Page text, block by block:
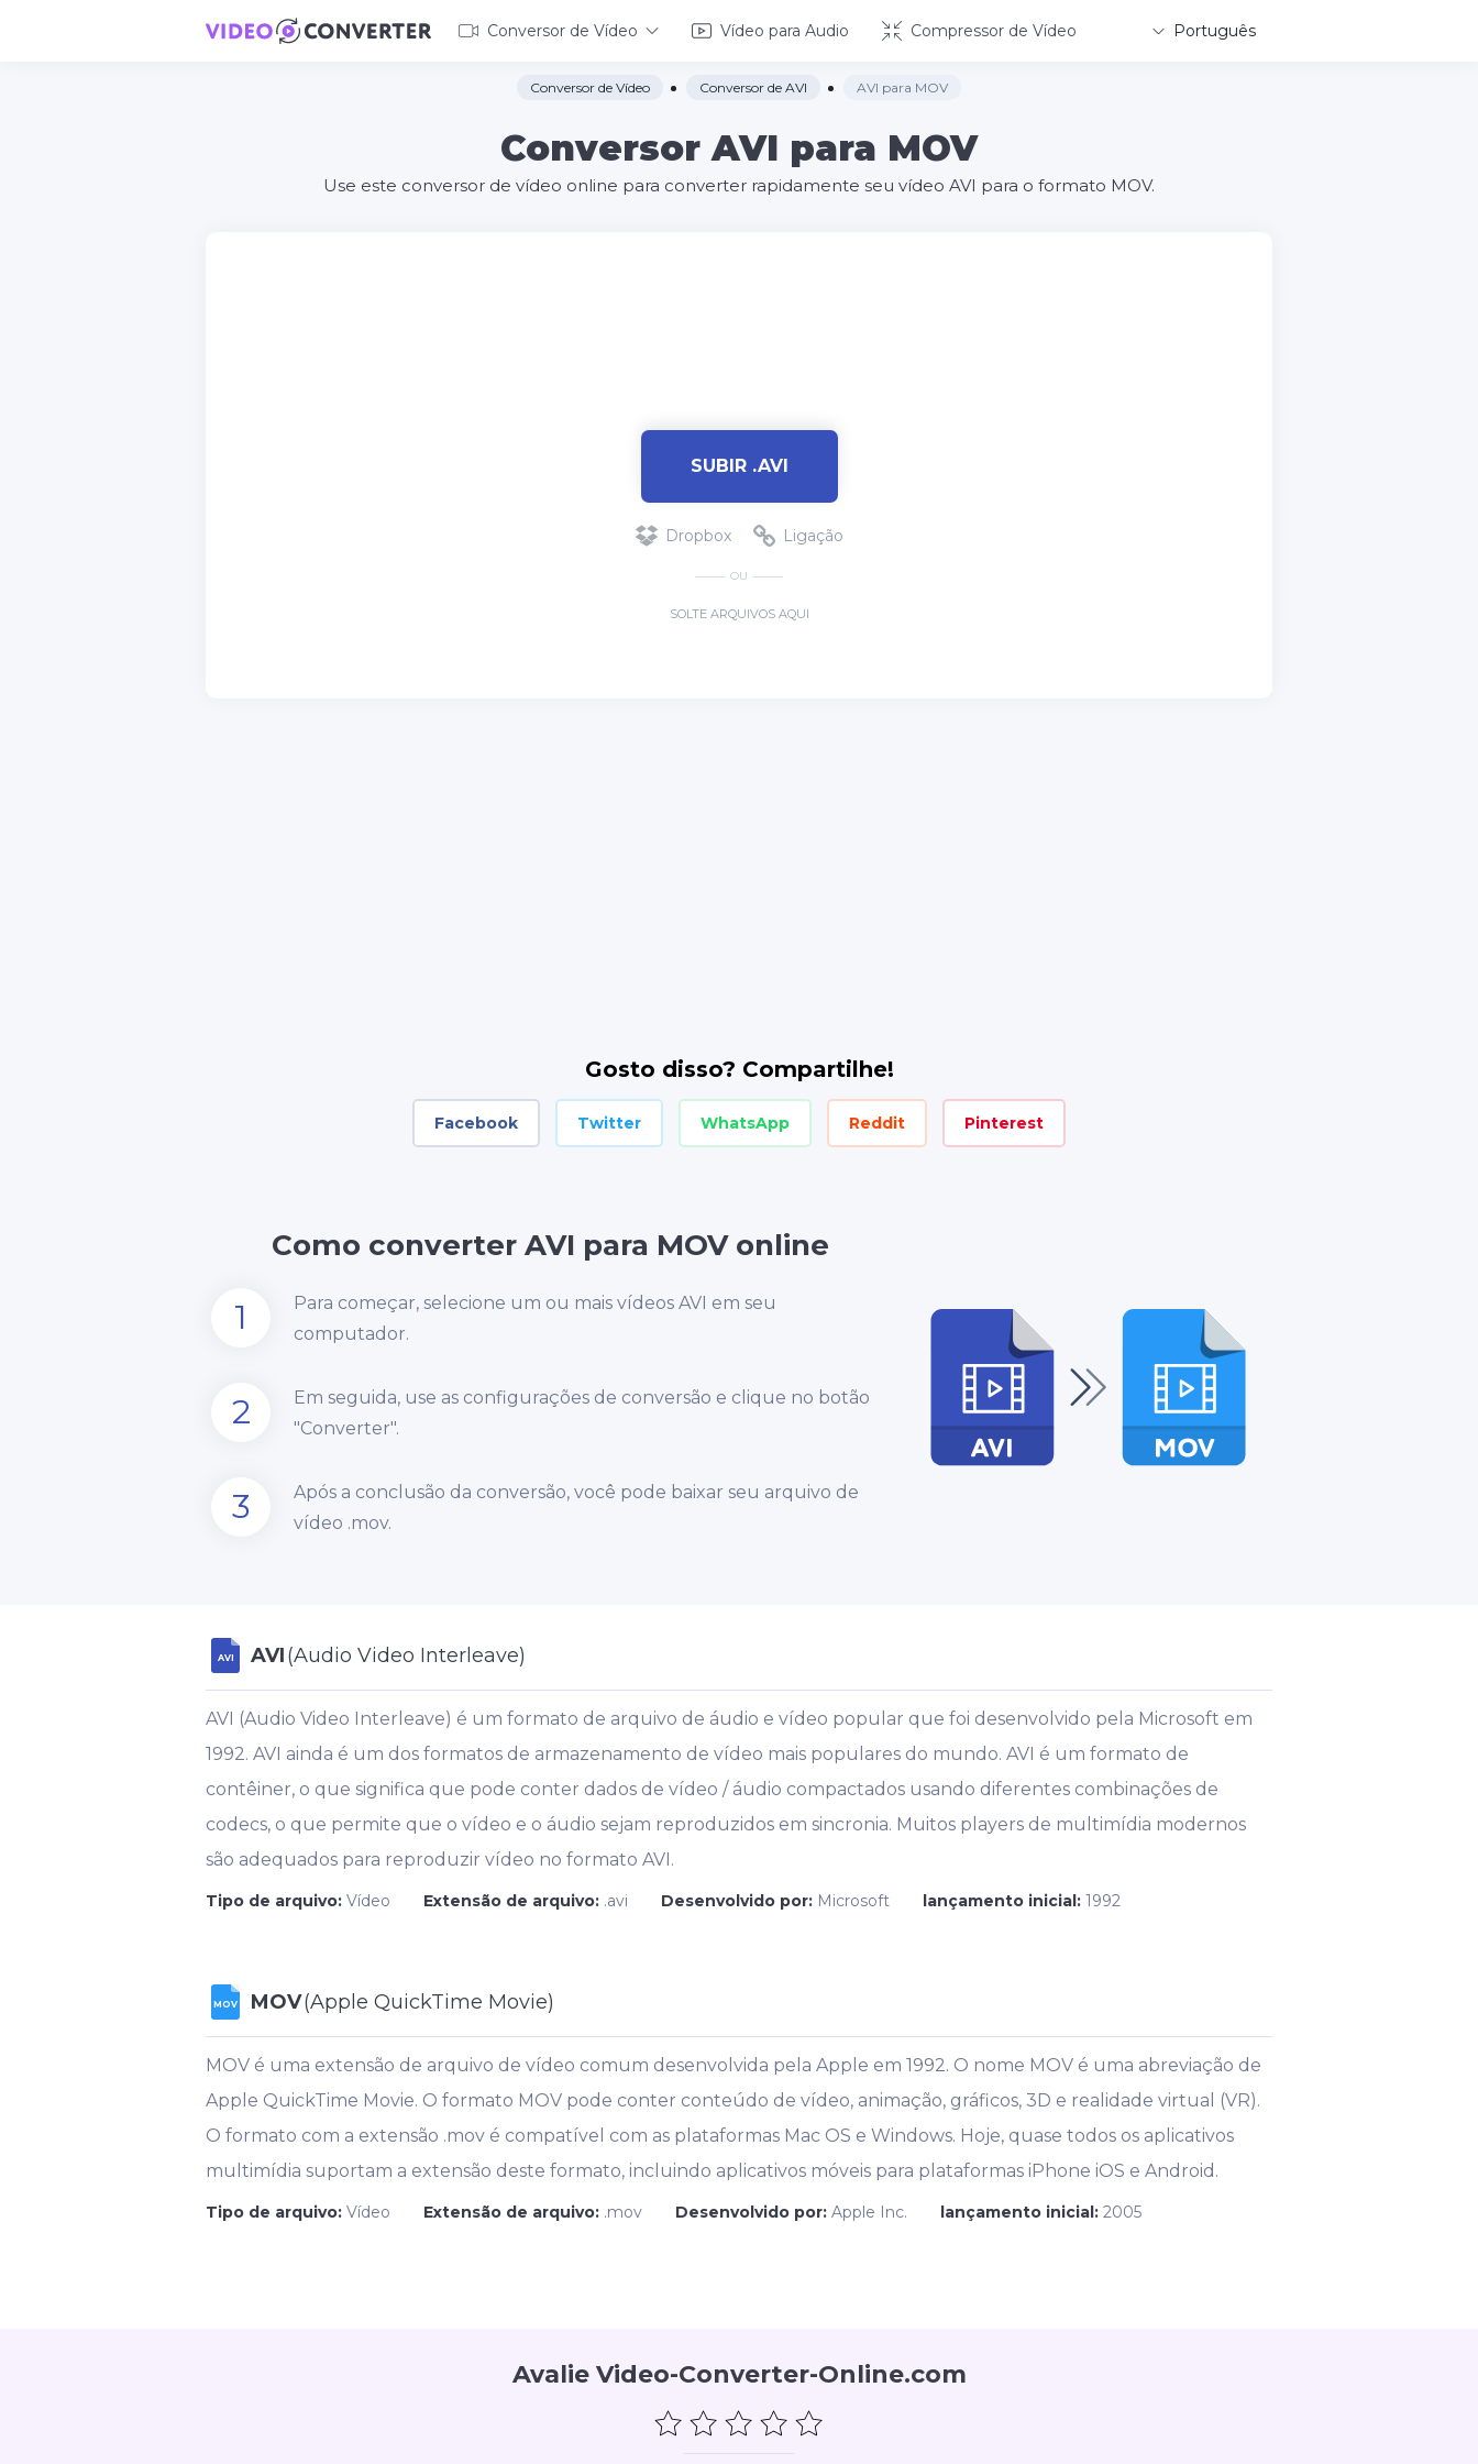
Conversor de Vídeo Vídeo para Audio Compressor de Vídeo Português
Conversor de Vídeo Conversor de AVI AVI para MOV
Conversor AVI para MOV
Use este conversor de vídeo online para converter rapidamente seu vídeo AVI para o formato MOV.
SUBIR .AVI
Dropbox Ligação
OU
SOLTE ARQUIVOS AQUI
Gosto disso? Compartilhe!
Facebook Twitter WhatsApp Reddit Pinterest
Como converter AVI para MOV online
1
Para começar, selecione um ou mais vídeos AVI em seu
computador.
2
Em seguida, use as configurações de conversão e clique no botão
"Converter".
3
Após a conclusão da conversão, você pode baixar seu arquivo de
vídeo .mov.
AVI AVI(Audio Video Interleave)
AVI (Audio Video Interleave) é um formato de arquivo de áudio e vídeo popular que foi desenvolvido pela Microsoft em
1992. AVI ainda é um dos formatos de armazenamento de vídeo mais populares do mundo. AVI é um formato de
contêiner, o que significa que pode conter dados de vídeo / áudio compactados usando diferentes combinações de
codecs, o que permite que o vídeo e o áudio sejam reproduzidos em sincronia. Muitos players de multimídia modernos
são adequados para reproduzir vídeo no formato AVI.
Tipo de arquivo: Vídeo Extensão de arquivo: .avi Desenvolvido por: Microsoft lançamento inicial: 1992
MOV MOV(Apple QuickTime Movie)
MOV é uma extensão de arquivo de vídeo comum desenvolvida pela Apple em 1992. O nome MOV é uma abreviação de
Apple QuickTime Movie. O formato MOV pode conter conteúdo de vídeo, animação, gráficos, 3D e realidade virtual (VR).
O formato com a extensão .mov é compatível com as plataformas Mac OS e Windows. Hoje, quase todos os aplicativos
multimídia suportam a extensão deste formato, incluindo aplicativos móveis para plataformas iPhone iOS e Android.
Tipo de arquivo: Vídeo Extensão de arquivo: .mov Desenvolvido por: Apple Inc. lançamento inicial: 2005
Avalie Video-Converter-Online.com